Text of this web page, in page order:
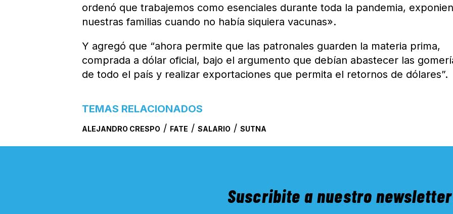
ordenó que trabajemos como esenciales durante toda la pandemia,
nuestras familias cuando no había siquiera vacunas».
Y agregó que “ahora permite que las patronales guarden la materia prima,
comprada a dólar oficial, bajo el argumento que debían abastecer las
de todo el país y realizar exportaciones que permita el retornos de dólares”.
TEMAS RELACIONADOS
ALEJANDRO CRESPO / FATE /SALARIO /SUTNA
Suscribite a nuestro newsletter